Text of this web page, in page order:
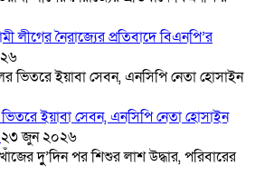
লীগের নৈরাজ্যের প্রতিবাদে বিএনপি’র
ইয়াবা সেবন, এনসিপি নেতা হোসাইন
২৩ জুন ২০২৬